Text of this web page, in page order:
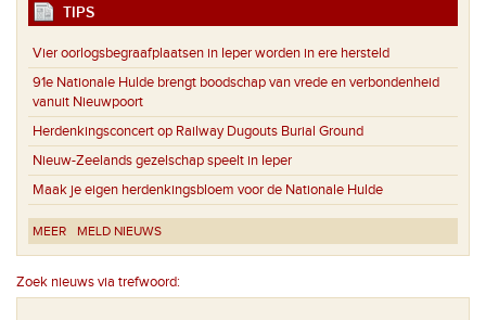
TIPS
Vier oorlogsbegraafplaatsen in Ieper worden in ere hersteld
91e Nationale Hulde brengt boodschap van vrede en verbondenheid
vanuit Nieuwpoort
Herdenkingsconcert op Railway Dugouts Burial Ground
Nieuw-Zeelands gezelschap speelt in Ieper
Maak je eigen herdenkingsbloem voor de Nationale Hulde
MEER MELD NIEUWS
Zoek nieuws via trefwoord: